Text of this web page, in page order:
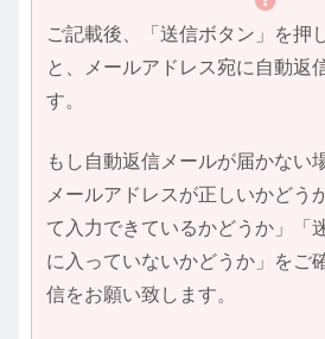
ご記載後、「送信ボタン」を押
と、メールアドレス宛に自動返
す。
もし自動返信メールが届かない
メールアドレスが正しいかどう
て入力できているかどうか」「
に入っていないかどうか」をご
信をお願い致します。